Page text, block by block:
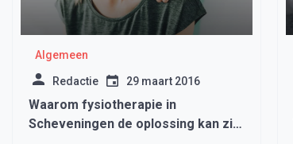
Algemeen
Redactie 29 maart 2016
Waarom fysiotherapie in
Scheveningen de oplossing kan zijn